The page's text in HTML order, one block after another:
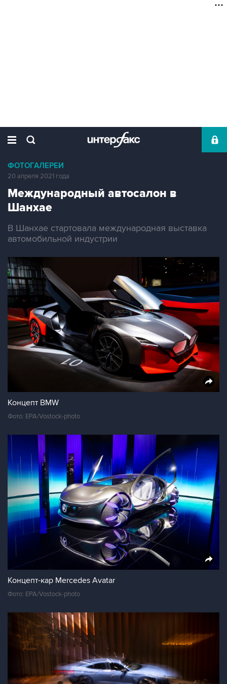
ФОТОГАЛЕРЕИ
20 апреля 2021 года
Международный автосалон в
Шанхае
В Шанхае стартовала международная выставка
автомобильной индустрии
Концепт BMW
Фото: EPA/Vostock-photo
Концепт-кар Mercedes Avatar
Фото: EPA/Vostock-photo